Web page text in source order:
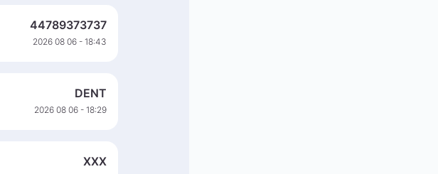
44789373737
2026 08 06 - 18:43
DENT
2026 08 06 - 18:29
XXX